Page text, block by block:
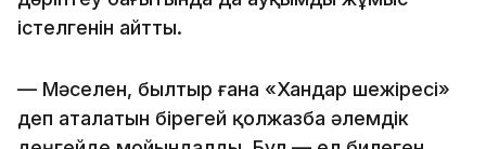
істелгенін айтты.
— Мәселен, былтыр ғана «Хандар шежіресі»
деп аталатын бірегей қолжазба әлемдік